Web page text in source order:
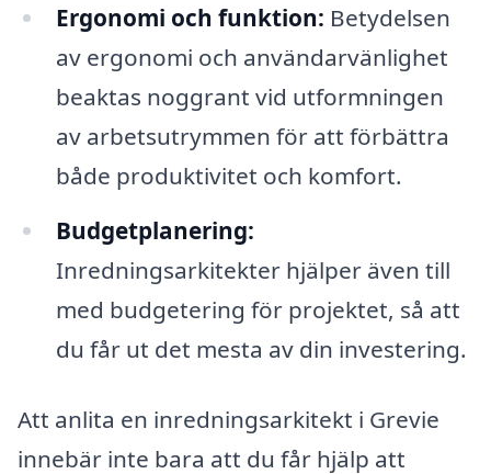
Ergonomi och funktion: Betydelsen
av ergonomi och användarvänlighet
beaktas noggrant vid utformningen
av arbetsutrymmen för att förbättra
både produktivitet och komfort.
Budgetplanering:
Inredningsarkitekter hjälper även till
med budgetering för projektet, så att
du får ut det mesta av din investering.
Att anlita en inredningsarkitekt i Grevie
innebär inte bara att du får hjälp att